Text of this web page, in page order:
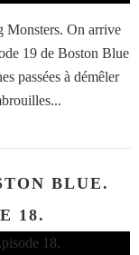
Monsters. On arrive
19 de Boston Blue
passées à démêler
BLUE.
18.